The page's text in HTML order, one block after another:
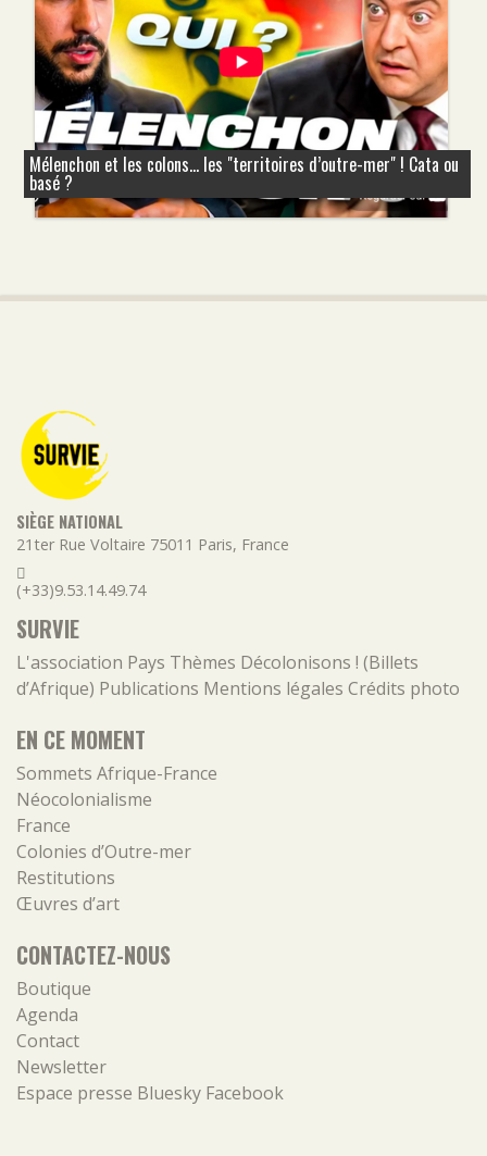
Mélenchon et les colons... les "territoires d’outre-mer" ! Cata ou
basé ?
SIÈGE NATIONAL
21ter Rue Voltaire 75011 Paris, France
(+33)9.53.14.49.74
SURVIE
L'association Pays Thèmes Décolonisons ! (Billets
d’Afrique) Publications Mentions légales Crédits photo
EN CE MOMENT
Sommets Afrique-France
Néocolonialisme
France
Colonies d’Outre-mer
Restitutions
Œuvres d’art
CONTACTEZ-NOUS
Boutique
Agenda
Contact
Newsletter
Espace presse Bluesky Facebook